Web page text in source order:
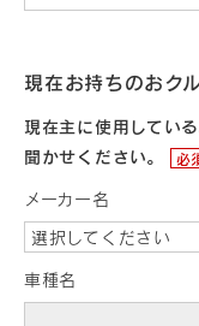
現在お持ちのおク
現在主に使用してい
聞かせください。
必
メーカー名
選択してください
車種名